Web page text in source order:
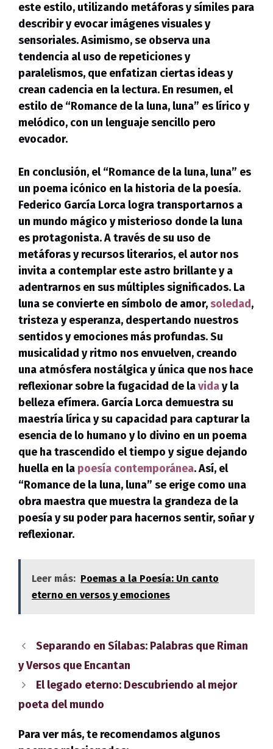
este estilo, utilizando metáforas y símiles para
describir y evocar imágenes visuales y
sensoriales. Asimismo, se observa una
tendencia al uso de repeticiones y
paralelismos, que enfatizan ciertas ideas y
crean cadencia en la lectura. En resumen, el
estilo de “Romance de la luna, luna” es lírico y
melódico, con un lenguaje sencillo pero
evocador.
En conclusión, el “Romance de la luna, luna” es
un poema icónico en la historia de la poesía.
Federico García Lorca logra transportarnos a
un mundo mágico y misterioso donde la luna
es protagonista. A través de su uso de
metáforas y recursos literarios, el autor nos
invita a contemplar este astro brillante y a
adentrarnos en sus múltiples significados. La
luna se convierte en símbolo de amor,soledad,
tristeza y esperanza, despertando nuestros
sentidos y emociones más profundas. Su
musicalidad y ritmo nos envuelven, creando
una atmósfera nostálgica y única que nos hace
reflexionar sobre la fugacidad de laviday la
belleza efímera. García Lorca demuestra su
maestría lírica y su capacidad para capturar la
esencia de lo humano y lo divino en un poema
que ha trascendido el tiempo y sigue dejando
huella en la poesía contemporánea. Así, el
“Romance de la luna, luna” se erige como una
obra maestra que muestra la grandeza de la
poesía y su poder para hacernos sentir, soñar y
reflexionar.
Leer más: Poemas a la Poesía: Un canto
eterno en versos y emociones
Separando en Sílabas: Palabras que Riman
y Versos que Encantan
El legado eterno: Descubriendo al mejor
poeta del mundo
Para ver más, te recomendamos algunos